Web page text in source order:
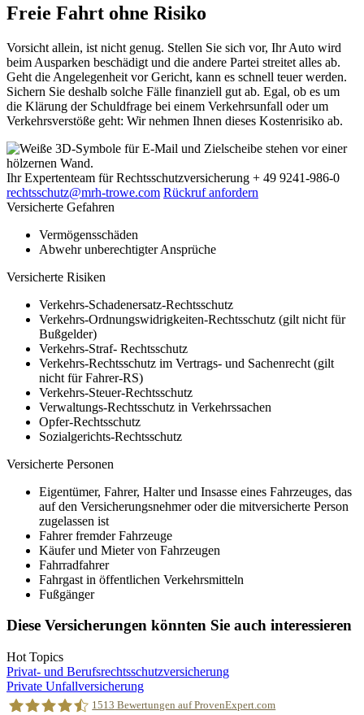
Freie Fahrt ohne Risiko
Vorsicht allein, ist nicht genug. Stellen Sie sich vor, Ihr Auto wird
beim Ausparken beschädigt und die andere Partei streitet alles ab.
Geht die Angelegenheit vor Gericht, kann es schnell teuer werden.
Sichern Sie deshalb solche Fälle finanziell gut ab. Egal, ob es um
die Klärung der Schuldfrage bei einem Verkehrsunfall oder um
Verkehrsverstöße geht: Wir nehmen Ihnen dieses Kostenrisiko ab.
Ihr Expertenteam für Rechtsschutzversicherung + 49 9241-986-0
rechtsschutz@mrh-trowe.com Rückruf anfordern
Versicherte Gefahren
Vermögensschäden
Abwehr unberechtigter Ansprüche
Versicherte Risiken
Verkehrs-Schadenersatz-Rechtsschutz
Verkehrs-Ordnungswidrigkeiten-Rechtsschutz (gilt nicht für
Bußgelder)
Verkehrs-Straf- Rechtsschutz
Verkehrs-Rechtsschutz im Vertrags- und Sachenrecht (gilt
nicht für Fahrer-RS)
Verkehrs-Steuer-Rechtsschutz
Verwaltungs-Rechtsschutz in Verkehrssachen
Opfer-Rechtsschutz
Sozialgerichts-Rechtsschutz
Versicherte Personen
Eigentümer, Fahrer, Halter und Insasse eines Fahrzeuges, das
auf den Versicherungsnehmer oder die mitversicherte Person
zugelassen ist
Fahrer fremder Fahrzeuge
Käufer und Mieter von Fahrzeugen
Fahrradfahrer
Fahrgast in öffentlichen Verkehrsmitteln
Fußgänger
Diese Versicherungen könnten Sie auch interessieren
Hot Topics
Privat- und Berufsrechtsschutzversicherung
Private Unfallversicherung
1513 Bewertungen auf ProvenExpert.com